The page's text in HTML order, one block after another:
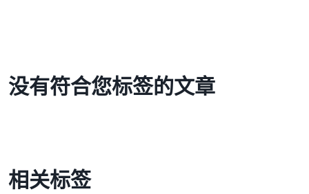
没有符合您标签的文章
相关标签